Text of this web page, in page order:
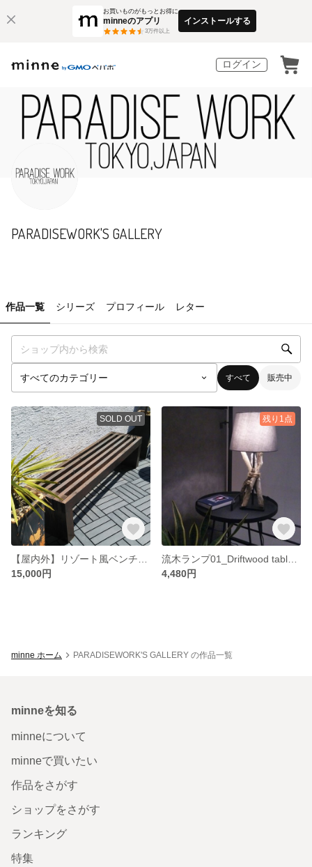
お買いものがもっとお得に
minneのアプリ
3万件以上
インストールする
ログイン
PARADISEWORK'S GALLERY
作品一覧 シリーズ プロフィール レター
すべて 販売中
SOLD OUT
15,000円
残り1点
4,480円
minne ホーム PARADISEWORK'S GALLERY の作品一覧
minneを知る
minneについて
minneで買いたい
作品をさがす
ショップをさがす
ランキング
特集